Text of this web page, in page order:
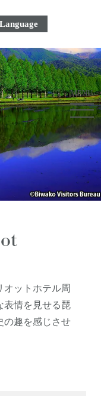
Language
MENU
ボ
タ
ン
オットホテル周
表情を見せる琵
の趣を感じさせ